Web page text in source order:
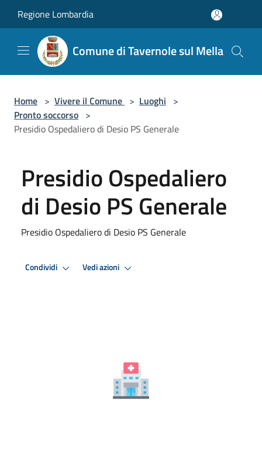
Regione Lombardia
Comune di Tavernole sul Mella
Home > Vivere il Comune > Luoghi >
Pronto soccorso >
Presidio Ospedaliero di Desio PS Generale
Presidio Ospedaliero
di Desio PS Generale
Presidio Ospedaliero di Desio PS Generale
Condividi Vedi azioni